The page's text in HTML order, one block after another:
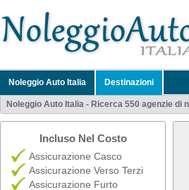
Noleggio Auto Italia Destinazioni
Noleggio Auto Italia - Ricerca 550 agenzie di
Incluso Nel Costo
Assicurazione Casco
Assicurazione Verso Terzi
Assicurazione Furto